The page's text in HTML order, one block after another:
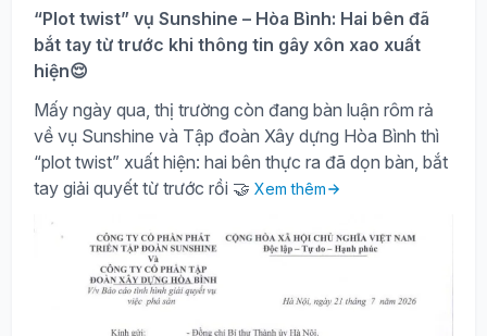
“Plot twist” vụ Sunshine – Hòa Bình: Hai bên đã
bắt tay từ trước khi thông tin gây xôn xao xuất
hiện😌
Mấy ngày qua, thị trường còn đang bàn luận rôm rả
về vụ Sunshine và Tập đoàn Xây dựng Hòa Bình thì
“plot twist” xuất hiện: hai bên thực ra đã dọn bàn, bắt
tay giải quyết từ trước rồi 🤝 Xem thêm